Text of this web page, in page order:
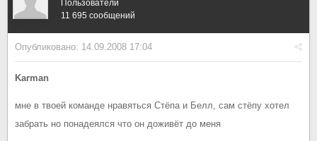
Пользователи
11 695 сообщений
Опубликовано: 14.09.2008 17:04
Karman
мне в твоей команде нравяться Стёпа и Белл, сам стёпу хотел
забрать но понадеялся что он доживёт до меня